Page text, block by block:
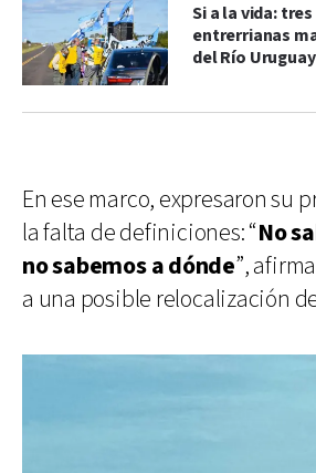
Si a la vida:
entrerrianas
del Río Uruguay
En ese marco, expresaron su
la falta de definiciones: “No
no sabemos a dónde”,
a una posible relocalización